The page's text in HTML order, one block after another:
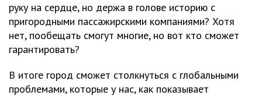
руку на сердце, но держа в голове историю с
пригородными пассажирскими компаниями? Хотя
нет, пообещать смогут многие, но вот кто сможет
гарантировать?
В итоге город сможет столкнуться с глобальными
проблемами, которые у нас, как показывает